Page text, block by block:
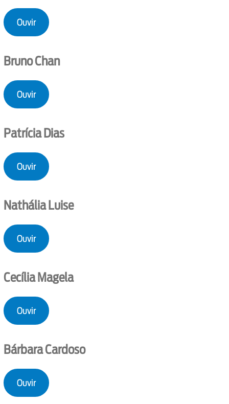
Ouvir
Bruno Chan
Ouvir
Patrícia Dias
Ouvir
Nathália Luise
Ouvir
Cecília Magela
Ouvir
Bárbara Cardoso
Ouvir